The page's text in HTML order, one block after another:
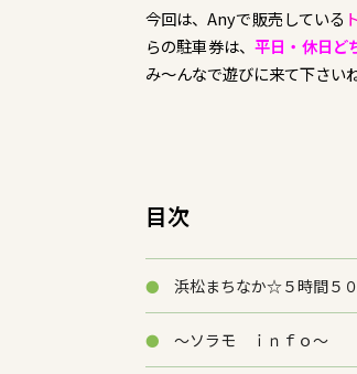
今回は、Anyで販売している
らの駐車券は、平日・休日ど
み～んなで遊びに来て下さ
目次
浜松まちなか☆５時間５
～ソラモ ｉｎｆｏ～